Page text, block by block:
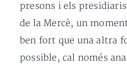
presons i els
de la Mercè, un
ben fort que una altra
possible, cal només